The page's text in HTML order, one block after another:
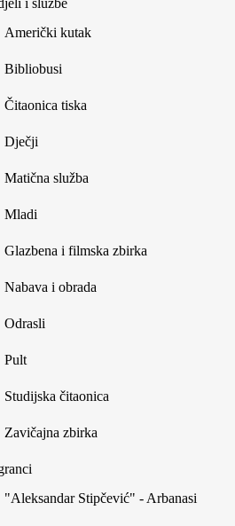
external)
i službe
Američki kutak
Bibliobusi
Čitaonica tiska
Dječji
Matična služba
Mladi
Glazbena i filmska zbirka
Nabava i obrada
Odrasli
Pult
Studijska čitaonica
Zavičajna zbirka
"Aleksandar Stipčević" - Arbanasi